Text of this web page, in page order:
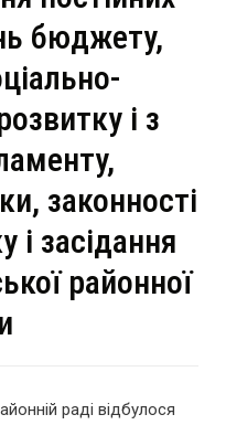
бюджету,
і з
законності
і засідання
районної
раді відбулося